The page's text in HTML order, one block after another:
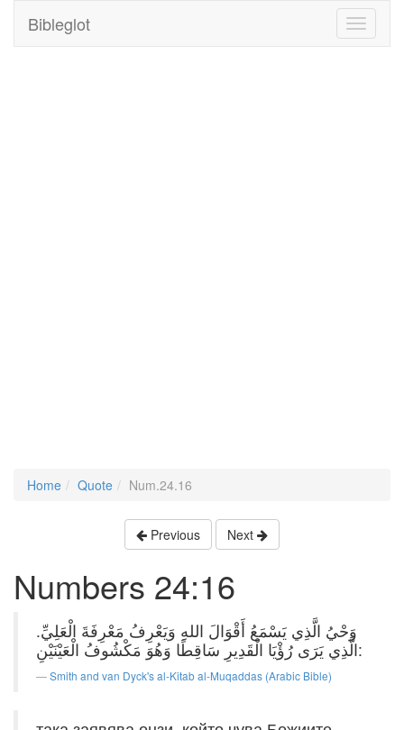
Toggle
Bibleglot
Home Quote Num.24.16
Previous Next
Numbers 24:16
وَحْيُ الَّذِي يَسْمَعُ أَقْوَالَ اللهِ وَيَعْرِفُ مَعْرِفَةَ الْعَلِيِّ.
الَّذِي يَرَى رُؤْيَا الْقَدِيرِ سَاقِطًا وَهُوَ مَكْشُوفُ الْعَيْنَيْنِ:
Smith and van Dyck's al-Kitab al-Muqaddas (Arabic Bible)